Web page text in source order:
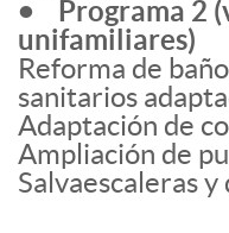
• Programa 2
unifamiliares)
Reforma de
sanitarios
Adaptación de
Ampliación de
Salvaescaleras